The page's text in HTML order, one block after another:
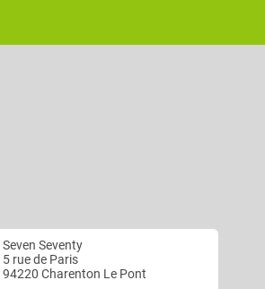
Seven Seventy
5 rue de Paris
94220 Charenton Le Pont